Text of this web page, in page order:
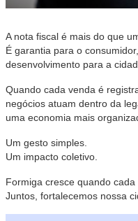
A nota fiscal é mais do que
É garantia para o
desenvolvimento para a
Quando cada venda é
negócios atuam dentro da
uma economia mais
Um gesto simples.
Um impacto coletivo.
Formiga cresce quando cada
Juntos, fortalecemos nossa